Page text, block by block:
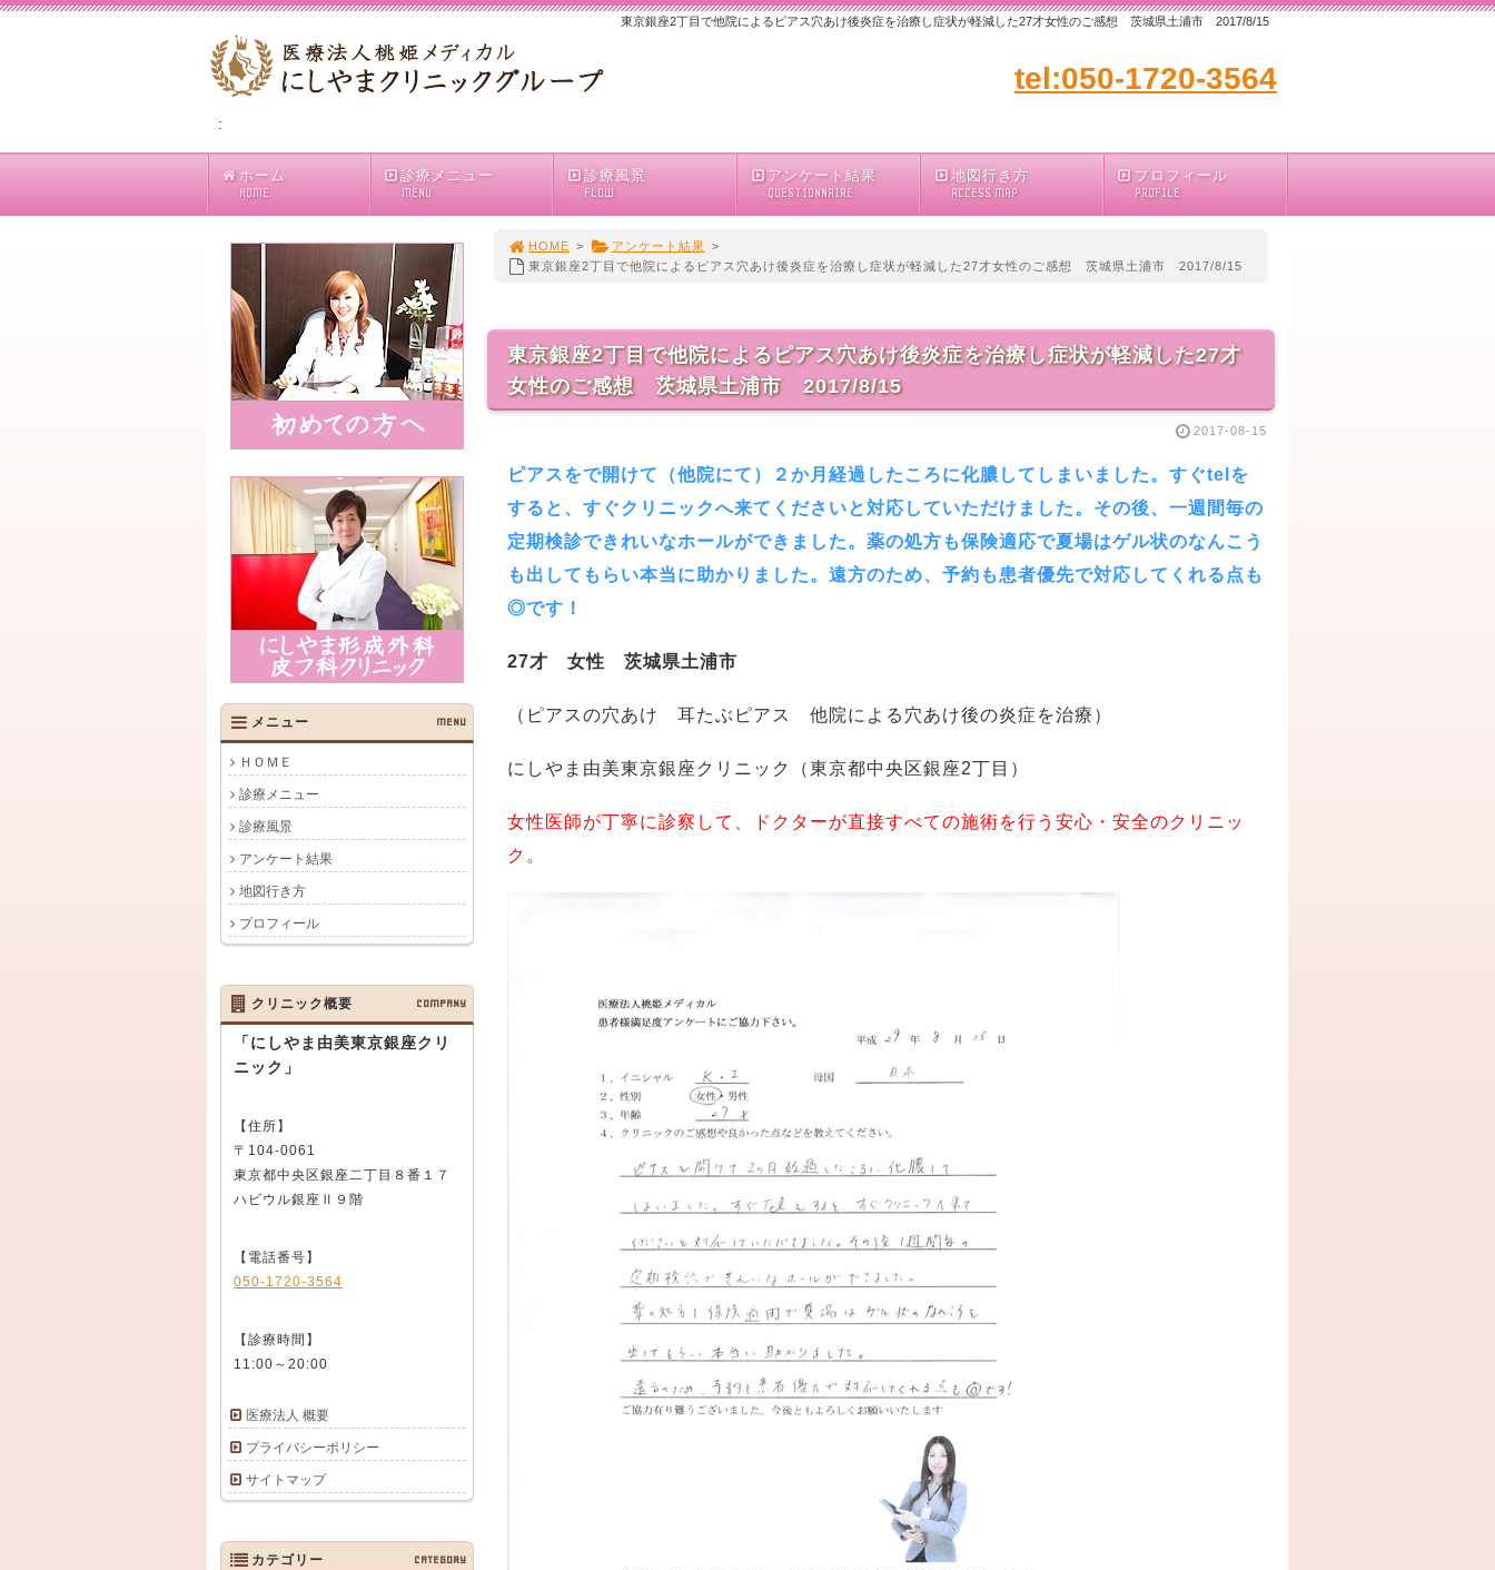
東京銀座2丁目で他院によるピアス穴あけ後炎症を治療し症状が軽減した27才女性のご感想 茨城県土浦市 2017/8/15
tel:050-1720-3564
:
ホーム
HOME
診療メニュー
MENU
診療風景
FLOW
アンケート結果
QUESTIONNAIRE
地図行き方
ACCESS MAP
プロフィール
PROFILE
HOME > アンケート結果 >
東京銀座2丁目で他院によるピアス穴あけ後炎症を治療し症状が軽減した27才女性のご感想 茨城県土浦市 2017/8/15
東京銀座2丁目で他院によるピアス穴あけ後炎症を治療し症状が軽減した27才
女性のご感想 茨城県土浦市 2017/8/15
2017-08-15
ピアスをで開けて（他院にて）２か月経過したころに化膿してしまいました。すぐtelを
すると、すぐクリニックへ来てくださいと対応していただけました。その後、一週間毎の
定期検診できれいなホールができました。薬の処方も保険適応で夏場はゲル状のなんこう
も出してもらい本当に助かりました。遠方のため、予約も患者優先で対応してくれる点も
◎です！
27才 女性 茨城県土浦市
（ピアスの穴あけ 耳たぶピアス 他院による穴あけ後の炎症を治療）
にしやま由美東京銀座クリニック（東京都中央区銀座2丁目）
女性医師が丁寧に診察して、ドクターが直接すべての施術を行う安心・安全のクリニッ
ク。
メニュー MENU
ＨＯＭＥ
診療メニュー
診療風景
アンケート結果
地図行き方
プロフィール
クリニック概要 COMPANY
「にしやま由美東京銀座クリ
ニック」
【住所】
〒104-0061
東京都中央区銀座二丁目８番１７
ハビウル銀座Ⅱ９階
【電話番号】
050-1720-3564
【診療時間】
11:00～20:00
医療法人 概要
プライバシーポリシー
サイトマップ
カテゴリー CATEGORY